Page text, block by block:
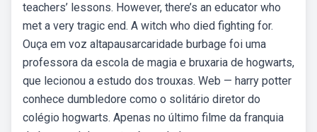
teachers’ lessons. However, there’s an educator who
met a very tragic end. A witch who died fighting for.
Ouça em voz altapausarcaridade burbage foi uma
professora da escola de magia e bruxaria de hogwarts,
que lecionou a estudo dos trouxas. Web — harry potter
conhece dumbledore como o solitário diretor do
colégio hogwarts. Apenas no último filme da franquia